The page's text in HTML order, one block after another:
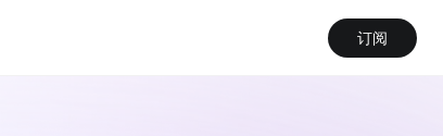
订阅